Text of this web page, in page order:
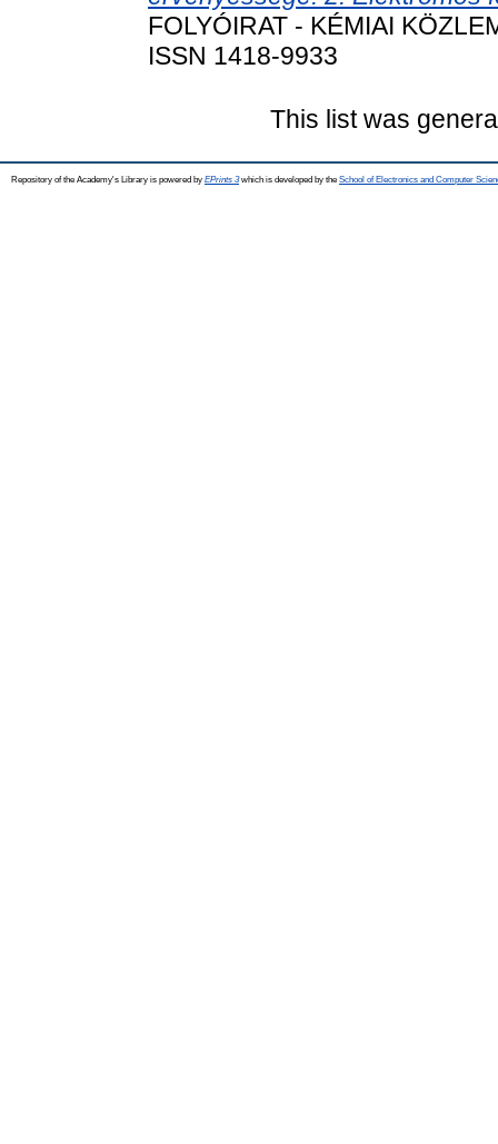
FOLYÓIRAT - KÉMIAI
ISSN 1418-9933
This list was
Repository of the Academy's Library is powered by EPrints 3which is developed by the School of Electronics and Computer